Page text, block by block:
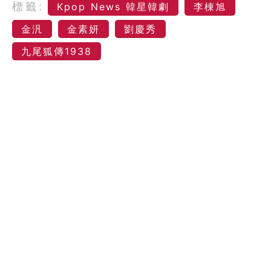
標籤: Kpop News 韓星韓劇
李棟旭
金汎
金素妍
劉慶秀
九尾狐傳1938